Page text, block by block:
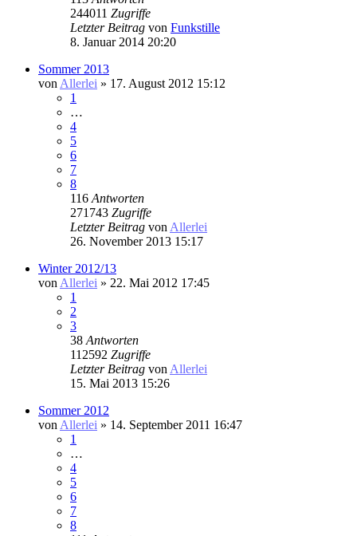
244011 Zugriffe
Letzter Beitrag von Funkstille
8. Januar 2014 20:20
Sommer 2013
von Allerlei » 17. August 2012 15:12
1
…
4
5
6
7
8
116 Antworten
271743 Zugriffe
Letzter Beitrag von Allerlei
26. November 2013 15:17
Winter 2012/13
von Allerlei » 22. Mai 2012 17:45
1
2
3
38 Antworten
112592 Zugriffe
Letzter Beitrag von Allerlei
15. Mai 2013 15:26
Sommer 2012
von Allerlei » 14. September 2011 16:47
1
…
4
5
6
7
8